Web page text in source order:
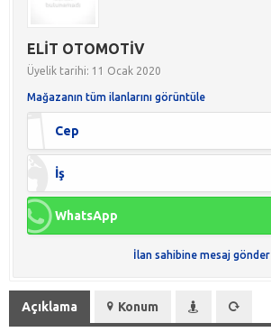
ELİT OTOMOTİV
Üyelik tarihi: 11 Ocak 2020
Mağazanın tüm ilanlarını görüntüle
Cep
İş
WhatsApp
İlan sahibine mesaj gönder
Açıklama Konum